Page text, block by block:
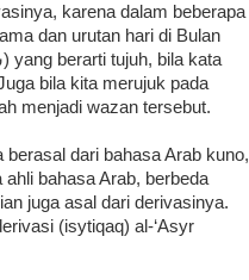
karena dalam beberapa
dan urutan hari di Bulan
bila kita merujuk pada
menjadi wazan tersebut.
dari bahasa Arab kuno,
bahasa Arab, berbeda
juga asal dari derivasinya.
(isytiqaq) al-‘Asyr